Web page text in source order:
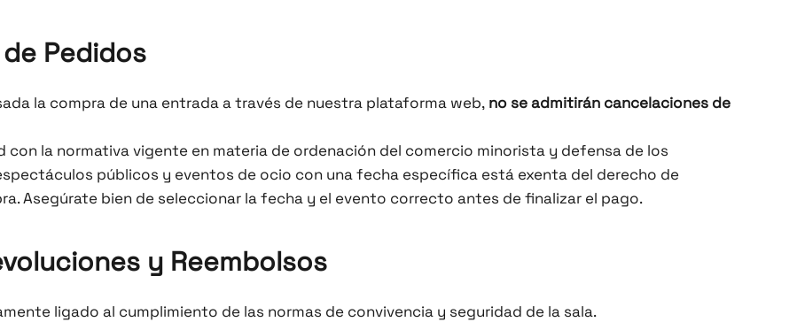
Pedidos
la compra de una entrada a través de nuestra plataforma web, no se admitirán cancelaciones de
con la normativa vigente en materia de ordenación del comercio minorista y defensa de los
públicos y eventos de ocio con una fecha específica está exenta del derecho de
Asegúrate bien de seleccionar la fecha y el evento correcto antes de finalizar el pago.
y Reembolsos
ligado al cumplimiento de las normas de convivencia y seguridad de la sala.